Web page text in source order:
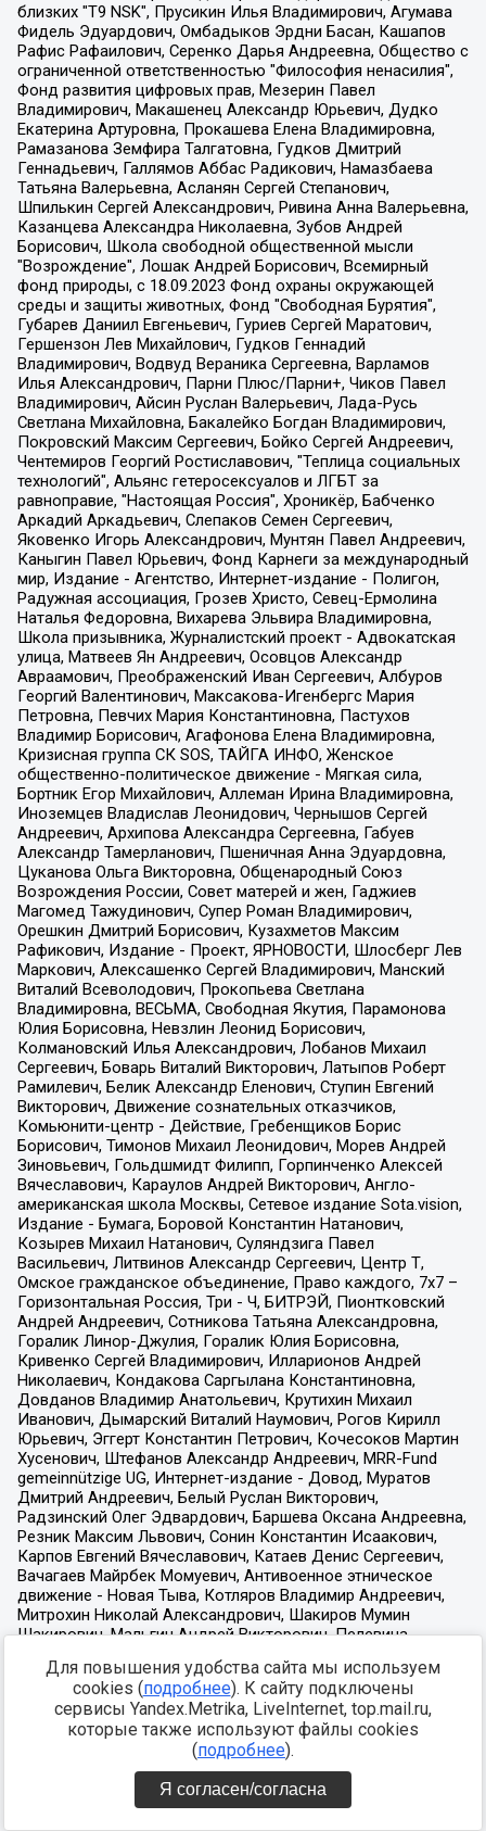
Для повышения удобства сайта мы используем
cookies (подробнее). К сайту подключены
сервисы Yandex.Metrika, LiveInternet, top.mail.ru,
которые также используют файлы cookies
(подробнее).
Я согласен/согласна